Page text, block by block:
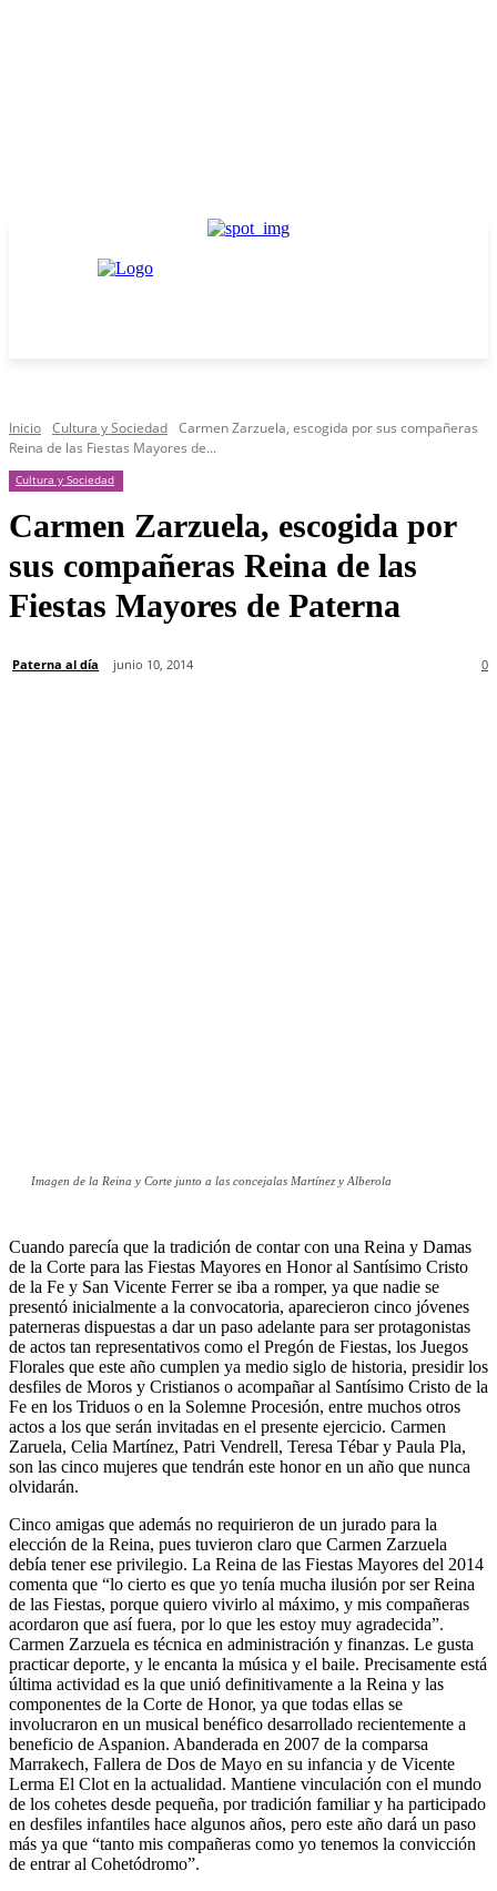
Inicio Cultura y Sociedad Carmen Zarzuela, escogida por sus compañeras
Reina de las Fiestas Mayores de...
Cultura y Sociedad
Carmen Zarzuela, escogida por
sus compañeras Reina de las
Fiestas Mayores de Paterna
Paterna al día junio 10, 2014 0
Imagen de la Reina y Corte junto a las concejalas Martínez y Alberola
Cuando parecía que la tradición de contar con una Reina y Damas
de la Corte para las Fiestas Mayores en Honor al Santísimo Cristo
de la Fe y San Vicente Ferrer se iba a romper, ya que nadie se
presentó inicialmente a la convocatoria, aparecieron cinco jóvenes
paterneras dispuestas a dar un paso adelante para ser protagonistas
de actos tan representativos como el Pregón de Fiestas, los Juegos
Florales que este año cumplen ya medio siglo de historia, presidir los
desfiles de Moros y Cristianos o acompañar al Santísimo Cristo de la
Fe en los Triduos o en la Solemne Procesión, entre muchos otros
actos a los que serán invitadas en el presente ejercicio. Carmen
Zaruela, Celia Martínez, Patri Vendrell, Teresa Tébar y Paula Pla,
son las cinco mujeres que tendrán este honor en un año que nunca
olvidarán.
Cinco amigas que además no requirieron de un jurado para la
elección de la Reina, pues tuvieron claro que Carmen Zarzuela
debía tener ese privilegio. La Reina de las Fiestas Mayores del 2014
comenta que “lo cierto es que yo tenía mucha ilusión por ser Reina
de las Fiestas, porque quiero vivirlo al máximo, y mis compañeras
acordaron que así fuera, por lo que les estoy muy agradecida”.
Carmen Zarzuela es técnica en administración y finanzas. Le gusta
practicar deporte, y le encanta la música y el baile. Precisamente está
última actividad es la que unió definitivamente a la Reina y las
componentes de la Corte de Honor, ya que todas ellas se
involucraron en un musical benéfico desarrollado recientemente a
beneficio de Aspanion. Abanderada en 2007 de la comparsa
Marrakech, Fallera de Dos de Mayo en su infancia y de Vicente
Lerma El Clot en la actualidad. Mantiene vinculación con el mundo
de los cohetes desde pequeña, por tradición familiar y ha participado
en desfiles infantiles hace algunos años, pero este año dará un paso
más ya que “tanto mis compañeras como yo tenemos la convicción
de entrar al Cohetódromo”.